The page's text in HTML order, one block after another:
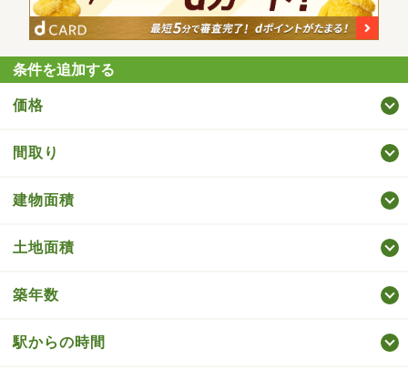
条件を追加する
価格
間取り
建物面積
土地面積
築年数
駅からの時間